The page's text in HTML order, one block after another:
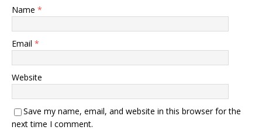
Name *
Email *
Website
Save my name, email, and website in this browser for the
next time I comment.